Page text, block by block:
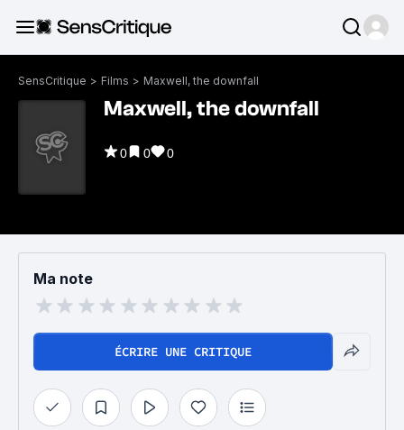
SensCritique > Films > Maxwell, the downfall
Maxwell, the downfall
0 0 0
Ma note
ÉCRIRE UNE CRITIQUE